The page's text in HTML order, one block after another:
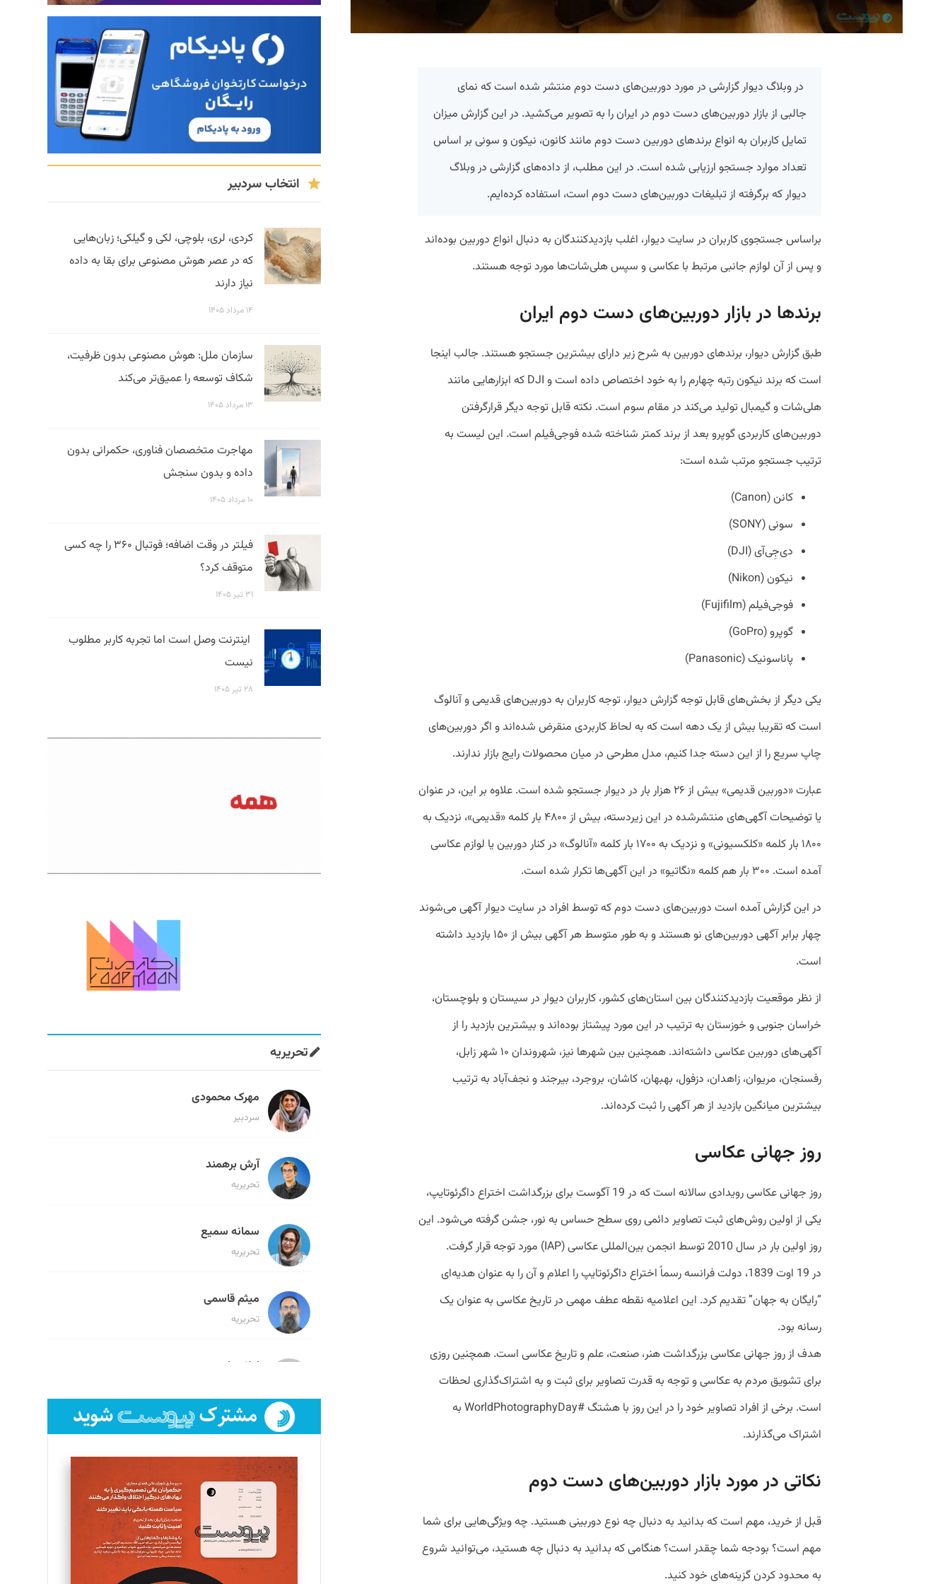
در وبلاگ دیوار گزارشی در مورد دوربین‌های دست دوم منتشر شده است که نمای
جالبی از بازار دوربین‌های دست دوم در ایران را به تصویر می‌کشید. در این گزارش میزان
تمایل کاربران به انواع برندهای دوربین دست دوم مانند کانون، نیکون و سونی بر اساس
تعداد موارد جستجو ارزیابی شده است. در این مطلب، از داده‌های گزارشی در وبلاگ
دیوار که برگرفته از تبلیغات دوربین‌های دست دوم است، استفاده کرده‌ایم.
براساس جستجوی کاربران در سایت دیوار، اغلب بازدیدکنندگان به دنبال انواع دوربین بوده‌اند
و پس از آن لوازم جانبی مرتبط با عکاسی و سپس هلی‌شات‌ها مورد توجه هستند.
برندها در بازار دوربین‌های دست دوم ایران
طبق گزارش دیوار، برند‌های دوربین به شرح زیر دارای بیشترین جستجو هستند. جالب اینجا
است که برند نیکون رتبه چهارم را به خود اختصاص داده است و DJI که ابزار‌هایی مانند
هلی‌شات و گیمبال تولید می‌کند در مقام سوم است. نکته قابل توجه دیگر قرارگرفتن
دوربین‌های کاربردی گوپرو بعد از برند کمتر شناخته شده فوجی‌فیلم است. این لیست به
ترتیب جستجو مرتب شده است:
کانن (Canon)
سونی (SONY)
دی‌جِی‌آی (DJI)
نیکون (Nikon)
فوجی‌فیلم (Fujifilm)
گوپرو (GoPro)
پاناسونیک (Panasonic)
یکی دیگر از بخش‌های قابل توجه گزارش دیوار، توجه کاربران به دوربین‌های قدیمی و آنالوگ
است که تقریبا بیش از یک دهه است که به لحاظ کاربردی منقرض شده‌اند و اگر دوربین‌های
چاپ سریع را از این دسته جدا کنیم، مدل مطرحی در میان محصولات رایج بازار ندارند.
عبارت «دوربین قدیمی» بیش از ۲۶ هزار بار در دیوار جستجو شده است. علاوه بر این، در عنوان
یا توضیحات آگهی‌های منتشرشده در این زیردسته، بیش از ۴۸۰۰ بار کلمه «قدیمی»، نزدیک به
۱۸۰۰ بار کلمه «کلکسیونی» و نزدیک به ۱۷۰۰ بار کلمه «آنالوگ» در کنار دوربین یا لوازم عکاسی
آمده است. ۳۰۰ بار هم کلمه «نگاتیو» در این آگهی‌ها تکرار شده است.
در این گزارش آمده است دوربین‌های دست دوم که توسط افراد در سایت دیوار آگهی می‌شوند
چهار برابر آگهی دوربین‌های نو هستند و به طور متوسط هر آگهی بیش از ۱۵۰ بازدید داشته
است.
از نظر موقعیت بازدیدکنندگان بین استان‌های کشور، کاربران دیوار در سیستان و بلوچستان،
خراسان جنوبی و خوزستان به ترتیب در این مورد پیشتاز بوده‌اند و بیشترین بازدید را از
آگهی‌های دوربین عکاسی داشته‌اند. همچنین بین شهر‌ها نیز، شهروندان ۱۰ شهر زابل،
رفسنجان، مریوان، زاهدان، دزفول، بهبهان، کاشان، بروجرد، بیرجند و نجف‌آباد به ترتیب
بیشترین میانگین بازدید از هر آگهی را ثبت کرده‌اند.
روز جهانی عکاسی
روز جهانی عکاسی رویدادی سالانه است که در 19 آگوست برای بزرگداشت اختراع داگرئوتایپ،
یکی از اولین روش‌های ثبت تصاویر دائمی روی سطح حساس به نور، جشن گرفته می‌شود. این
روز اولین بار در سال 2010 توسط انجمن بین‌المللی عکاسی (IAP) مورد توجه قرار گرفت.
در 19 اوت 1839، دولت فرانسه رسماً اختراع داگرئوتایپ را اعلام و آن را به عنوان هدیه‌ای
“رایگان به جهان” تقدیم کرد. این اعلامیه نقطه عطف مهمی در تاریخ عکاسی به عنوان یک
رسانه بود.
هدف از روز جهانی عکاسی بزرگداشت هنر، صنعت، علم و تاریخ عکاسی است. همچنین روزی
برای تشویق مردم به عکاسی و توجه به قدرت تصاویر برای ثبت و به اشتراک‌گذاری لحظات
است. برخی از افراد تصاویر خود را در این روز با هشتگ #WorldPhotographyDay به
اشتراک می‌گذارند.
نکاتی در مورد بازار دوربین‌های دست دوم
قبل از خرید، مهم است که بدانید به دنبال چه نوع دوربینی هستید. چه ویژگی‌هایی برای شما
مهم است؟ بودجه شما چقدر است؟ هنگامی که بدانید به دنبال چه هستید، می‌توانید شروع
به محدود کردن گزینه‌های خود کنید.
انتخاب سردبیر
کردی، لری، بلوچی، لکی و گیلکی؛ زبان‌هایی
که در عصر هوش مصنوعی برای بقا به داده
نیاز دارند
۱۴ مرداد ۱۴۰۵
سازمان ملل: هوش مصنوعی بدون ظرفیت،
شکاف توسعه را عمیق‌تر می‌کند
۱۳ مرداد ۱۴۰۵
مهاجرت متخصصان فناوری، حکمرانی بدون
داده و بدون سنجش
۱۰ مرداد ۱۴۰۵
فیلتر در وقت اضافه؛ فوتبال ۳۶۰ را چه کسی
متوقف کرد؟
۳۱ تیر ۱۴۰۵
اینترنت وصل است اما تجربه کاربر مطلوب
نیست
۲۸ تیر ۱۴۰۵
تحریریه
مهرک محمودی
سردبیر
آرش برهمند
تحریریه
سمانه سمیع
تحریریه
میثم قاسمی
تحریریه
لیلا حنارود
فائزه فتحی رستمی
تحریریه
سروش کرمیان
تحریریه
مینا پاکدل